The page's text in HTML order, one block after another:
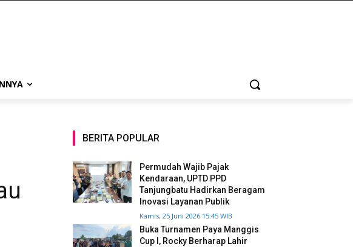
BERITA POPULAR
Permudah Wajib Pajak
Kendaraan, UPTD PPD
Tanjungbatu Hadirkan Beragam
Inovasi Layanan Publik
Kamis, 25 Juni 2026 15:45 WIB
Buka Turnamen Paya Manggis
Cup I, Rocky Berharap Lahir